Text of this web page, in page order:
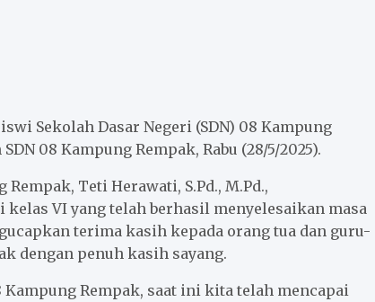
Sekolah Dasar Negeri (SDN) 08 Kampung
08 Kampung Rempak, Rabu (28/5/2025).
Teti Herawati, S.Pd., M.Pd.,
VI yang telah berhasil menyelesaikan masa
terima kasih kepada orang tua dan guru-
dengan penuh kasih sayang.
Rempak, saat ini kita telah mencapai